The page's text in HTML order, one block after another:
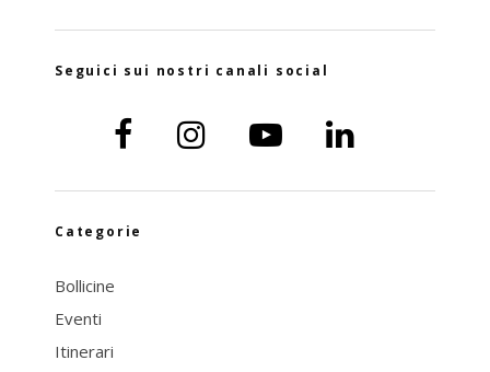
Seguici sui nostri canali social
Categorie
Bollicine
Eventi
Itinerari